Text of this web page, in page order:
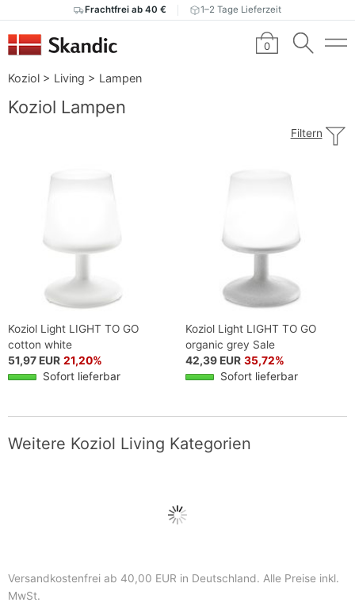
Frachtfrei ab 40 € 1–2 Tage Lieferzeit
0
Koziol > Living > Lampen
Koziol Lampen
Filtern
Koziol Light LIGHT TO GO
cotton white
51,97 EUR 21,20%
Sofort lieferbar
Koziol Light LIGHT TO GO
organic grey Sale
42,39 EUR 35,72%
Sofort lieferbar
Weitere Koziol Living Kategorien
Versandkostenfrei ab 40,00 EUR in Deutschland. Alle Preise inkl.
MwSt.